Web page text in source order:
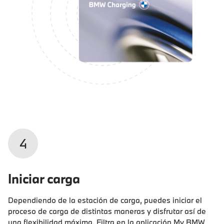
4
Iniciar carga
Dependiendo de la estación de carga, puedes iniciar el
proceso de carga de distintas maneras y disfrutar así de
una flexibilidad máxima. Filtra en la aplicación My BMW